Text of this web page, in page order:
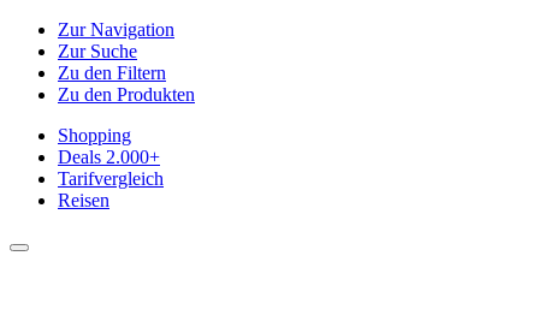
Zur Navigation
Zur Suche
Zu den Filtern
Zu den Produkten
Shopping
Deals 2.000+
Tarifvergleich
Reisen